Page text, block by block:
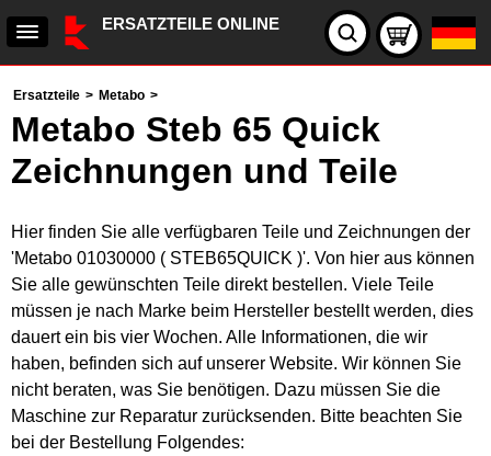
ERSATZTEILE ONLINE
Ersatzteile > Metabo >
Metabo Steb 65 Quick
Zeichnungen und Teile
Hier finden Sie alle verfügbaren Teile und Zeichnungen der
'Metabo 01030000 ( STEB65QUICK )'. Von hier aus können
Sie alle gewünschten Teile direkt bestellen. Viele Teile
müssen je nach Marke beim Hersteller bestellt werden, dies
dauert ein bis vier Wochen. Alle Informationen, die wir
haben, befinden sich auf unserer Website. Wir können Sie
nicht beraten, was Sie benötigen. Dazu müssen Sie die
Maschine zur Reparatur zurücksenden. Bitte beachten Sie
bei der Bestellung Folgendes: